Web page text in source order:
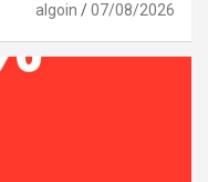
07/08/2026
algoin